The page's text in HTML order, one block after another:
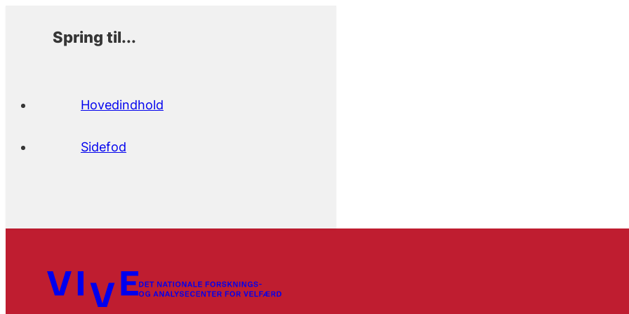
Spring til...
Hovedindhold
Sidefod